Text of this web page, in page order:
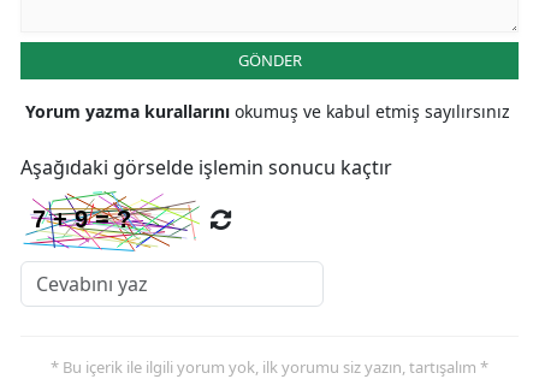
GÖNDER
Yorum yazma kurallarını okumuş ve kabul etmiş sayılırsınız
Aşağıdaki görselde işlemin sonucu kaçtır
* Bu içerik ile ilgili yorum yok, ilk yorumu siz yazın, tartışalım *